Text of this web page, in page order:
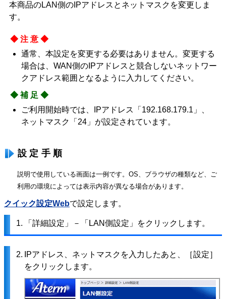
本商品のLAN側のIPアドレスとネットマスクを変更しま
す。
◆注意◆
通常、本設定を変更する必要はありません。変更する
場合は、WAN側のIPアドレスと競合しないネットワー
クアドレス範囲となるように入力してください。
◆補足◆
ご利用開始時では、IPアドレス「192.168.179.1」、
ネットマスク「24」が設定されています。
設定手順
説明で使用している画面は一例です。OS、ブラウザの種類など、ご
利用の環境によっては表示内容が異なる場合があります。
クイック設定Webで設定します。
1. 「詳細設定」－「LAN側設定」をクリックします。
2. IPアドレス、ネットマスクを入力したあと、［設定］
をクリックします。